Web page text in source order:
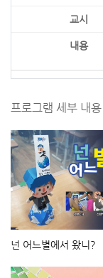
프로그램 세부 내용
넌 어느별에서 왔니?